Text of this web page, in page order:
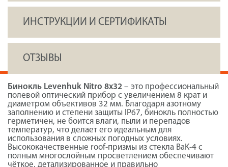
ИНСТРУКЦИИ И СЕРТИФИКАТЫ
ОТЗЫВЫ
Бинокль Levenhuk Nitro 8x32 – это профессиональный
полевой оптический прибор с увеличением 8 крат и
диаметром объективов 32 мм. Благодаря азотному
заполнению и степени защиты IP67, бинокль полностью
герметичен, не боится влаги, пыли и перепадов
температур, что делает его идеальным для
использования в сложных погодных условиях.
Высококачественные roof-призмы из стекла BaK-4 с
полным многослойным просветлением обеспечивают
чёткое, детализированное и правильно